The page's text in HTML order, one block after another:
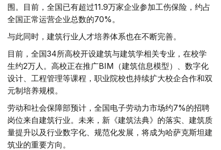
围。目前，全国已有超过11.9万家企业参加工伤保险，约占
全国正常运营企业总数的70%。
与此同时，建筑行业人才培养体系也在不断完善。
目前，全国34所高校开设建筑与建筑学相关专业，在校学
生约2万人。高校正在推广BIM（建筑信息模型）、数字化
设计、工程管理等课程，职业院校也持续扩大校企合作和双
元制培养规模。
劳动和社会保障部预计，全国电子劳动力市场约7%的招聘
岗位来自建筑行业。未来，新《建筑法典》的落实、建筑质
量提升以及行业数字化、规范化发展，将成为哈萨克斯坦建
筑业的重要方向。